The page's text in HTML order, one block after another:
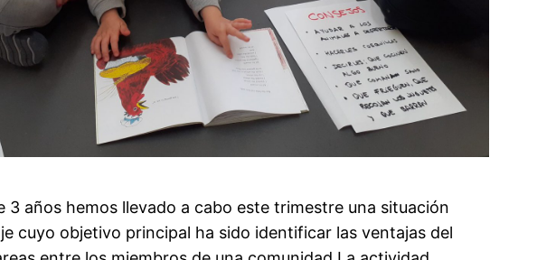
3 años hemos llevado a cabo este trimestre una situación
cuyo objetivo principal ha sido identificar las ventajas del